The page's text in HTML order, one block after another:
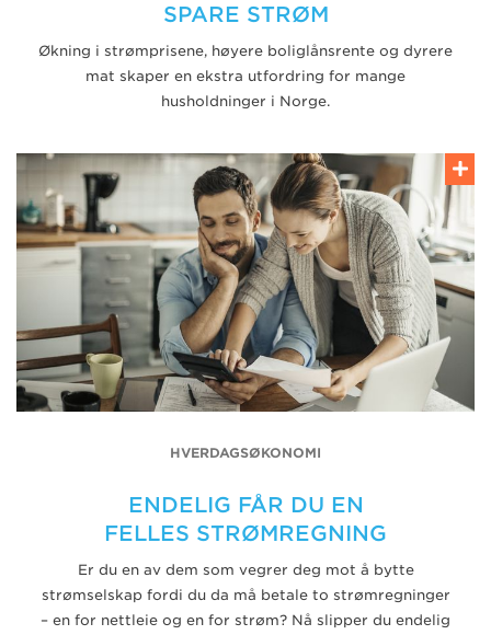
SPARE STRØM
Økning i strømprisene, høyere boliglånsrente og dyrere
mat skaper en ekstra utfordring for mange
husholdninger i Norge.
HVERDAGSØKONOMI
ENDELIG FÅR DU EN
FELLES STRØMREGNING
Er du en av dem som vegrer deg mot å bytte
strømselskap fordi du da må betale to strømregninger
– en for nettleie og en for strøm? Nå slipper du endelig